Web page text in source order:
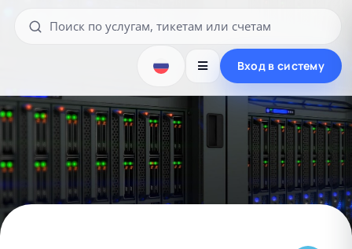
Вход в систему